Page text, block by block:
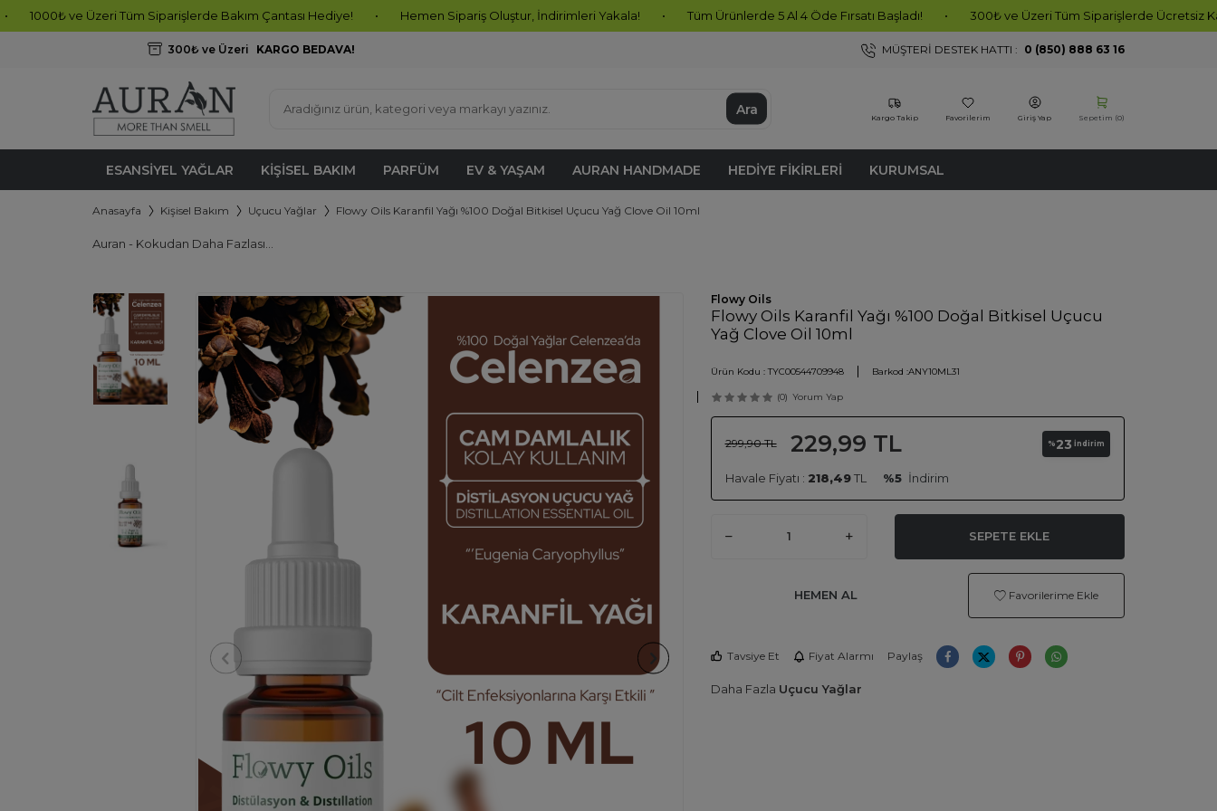
Üzeri Tüm Siparişlerde Bakım Çantası Hediye! • Hemen Sipariş Oluştur, İndirimleri Yakala! • Tüm Ürünlerde 5 Al 4 Öde Fırsatı Başladı! • 300₺ ve Üzeri Tüm Siparişlerde Ücretsiz Kargo! •
300₺ ve Üzeri KARGO BEDAVA! MÜŞTERI DESTEK HATTI : 0 (850) 888 63 16
Ara
Kargo Takip Favorilerim Giriş Yap Sepetim (0)
ESANSIYEL YAĞLAR KIŞISEL BAKIM PARFÜM EV & YAŞAM AURAN HANDMADE HEDIYE FIKIRLERI KURUMSAL
Anasayfa Kişisel Bakım Uçucu Yağlar Flowy Oils Karanfil Yağı %100 Doğal Bitkisel Uçucu Yağ Clove Oil 10ml
Auran - Kokudan Daha Fazlası...
Flowy Oils
Flowy Oils Karanfil Yağı %100 Doğal Bitkisel Uçucu
Yağ Clove Oil 10ml
Ürün Kodu :TYC00544709948 Barkod :ANY10ML31
(0) Yorum Yap
299,90TL 229,99 TL % 23 İndirim
Havale Fiyatı : 218,49TL %5 İndirim
SEPETE EKLE
HEMEN AL Favorilerime Ekle
Tavsiye Et Fiyat Alarmı Paylaş
Daha Fazla Uçucu Yağlar